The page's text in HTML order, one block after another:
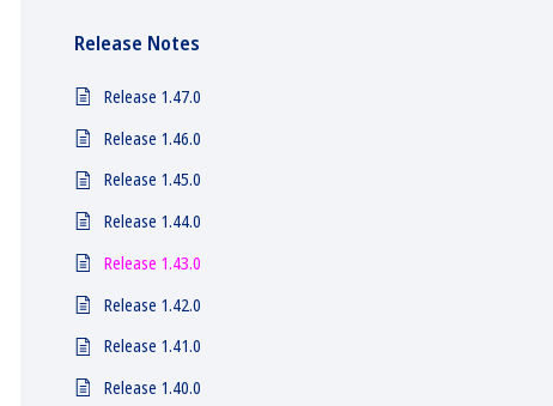
Release Notes
Release 1.47.0
Release 1.46.0
Release 1.45.0
Release 1.44.0
Release 1.43.0
Release 1.42.0
Release 1.41.0
Release 1.40.0